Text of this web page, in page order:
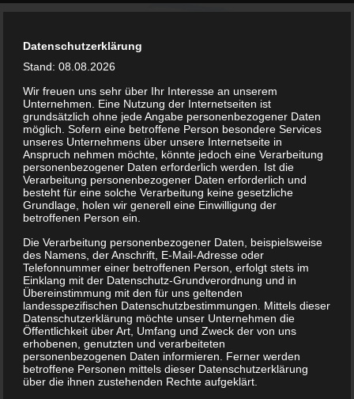
kontakt@bsv-lockwitzgrund.de
Vereinsgelände
Datenschutzerklärung
Stand: 08.08.2026
Wir freuen uns sehr über Ihr Interesse an unserem
Unternehmen. Eine Nutzung der Internetseiten ist
grundsätzlich ohne jede Angabe personenbezogener Daten
möglich. Sofern eine betroffene Person besondere Services
unseres Unternehmens über unsere Internetseite in
Anspruch nehmen möchte, könnte jedoch eine Verarbeitung
personenbezogener Daten erforderlich werden. Ist die
Verarbeitung personenbezogener Daten erforderlich und
besteht für eine solche Verarbeitung keine gesetzliche
Grundlage, holen wir generell eine Einwilligung der
betroffenen Person ein.
Die Verarbeitung personenbezogener Daten, beispielsweise
des Namens, der Anschrift, E-Mail-Adresse oder
Telefonnummer einer betroffenen Person, erfolgt stets im
Einklang mit der Datenschutz-Grundverordnung und in
Übereinstimmung mit den für uns geltenden
landesspezifischen Datenschutzbestimmungen. Mittels dieser
Datenschutzerklärung möchte unser Unternehmen die
Öffentlichkeit über Art, Umfang und Zweck der von uns
erhobenen, genutzten und verarbeiteten
personenbezogenen Daten informieren. Ferner werden
betroffene Personen mittels dieser Datenschutzerklärung
über die ihnen zustehenden Rechte aufgeklärt.